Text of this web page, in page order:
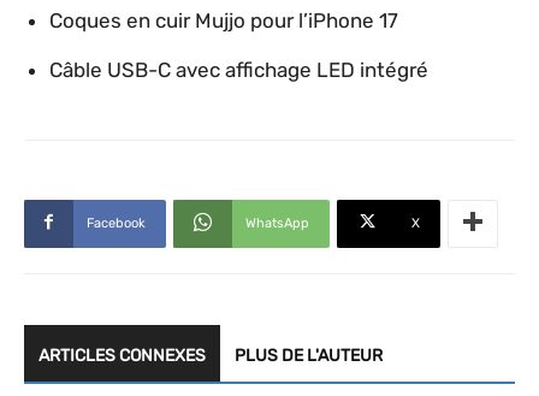
Coques en cuir Mujjo pour l’iPhone 17
Câble USB-C avec affichage LED intégré
Facebook WhatsApp X
ARTICLES CONNEXES PLUS DE L'AUTEUR